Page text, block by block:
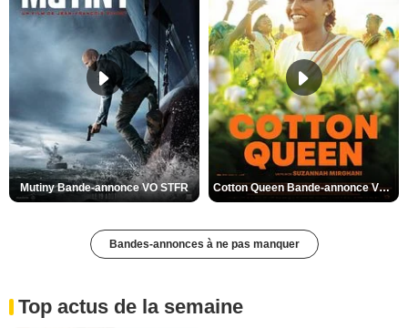
Mutiny Bande-annonce VO STFR Cotton Queen Bande-annonce VO STFR
Bandes-annonces à ne pas manquer
Top actus de la semaine